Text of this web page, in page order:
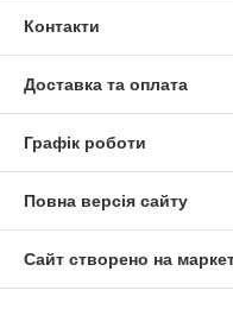
Контакти
Доставка та оплата
Графік роботи
Повна версія сайту
Сайт створено на